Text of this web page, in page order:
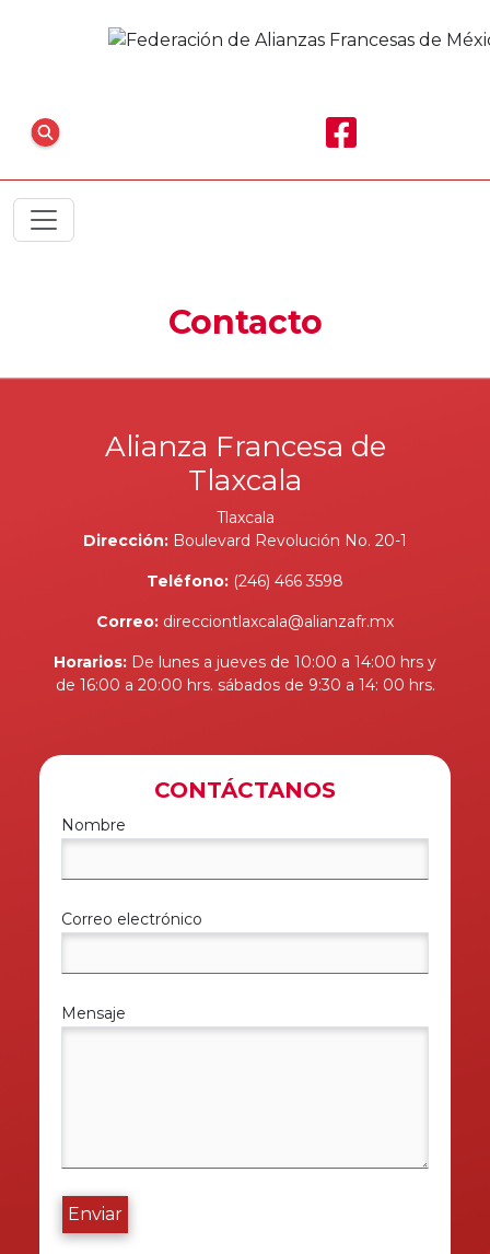
Contacto
Alianza Francesa de
Tlaxcala
Tlaxcala
Dirección: Boulevard Revolución No. 20-1
Teléfono: (246) 466 3598
Correo: direcciontlaxcala@alianzafr.mx
Horarios: De lunes a jueves de 10:00 a 14:00 hrs y
de 16:00 a 20:00 hrs. sábados de 9:30 a 14: 00 hrs.
CONTÁCTANOS
Nombre
Correo electrónico
Mensaje
Enviar